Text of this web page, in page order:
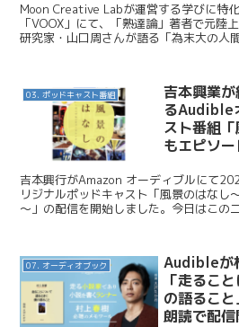
Moon Creative Labが運営する学びに特
「VOOX」にて、「熟達論」著者で元陸
研究家・山口周さんが語る「為末大の人
03. ポッドキャスト番組
吉本興業
るAudible
スト番組
もエピソ
吉本興行がAmazon オーディブルにて
リジナルポッドキャスト「風景のはなし
～」の配信を開始しました。今日はこの
07. オーディオブック
Audibleが
「走るこ
の語るこ
朗読で配